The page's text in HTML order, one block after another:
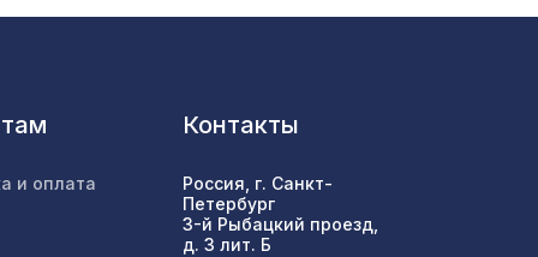
3726 ₽
и оплата
Контакты
Россия, г. Санкт-
Петербург
3-й Рыбацкий проезд,
д. 3 лит. Б